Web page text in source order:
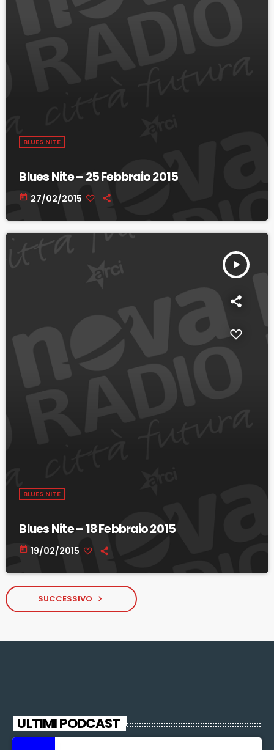
BLUES NITE
Blues Nite – 25 Febbraio 2015
today 27/02/2015
play_arrow
BLUES NITE
Blues Nite – 18 Febbraio 2015
today 19/02/2015
SUCCESSIVO navigate_next
ULTIMI PODCAST